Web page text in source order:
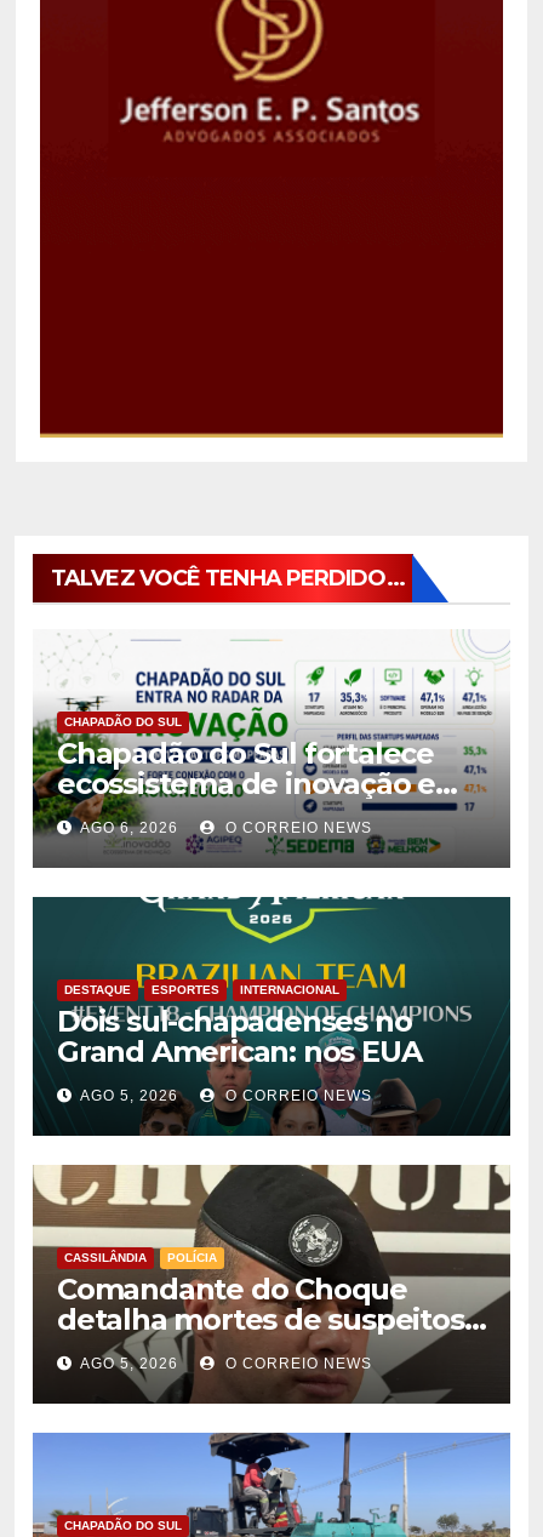
TALVEZ VOCÊ TENHA PERDIDO...
CHAPADÃO DO SUL
Chapadão do Sul fortalece
ecossistema de inovação e
tem oito propostas
classificadas no Centelha 3
AGO 6, 2026 O CORREIO NEWS
DESTAQUE ESPORTES INTERNACIONAL
Dois sul-chapadenses no
Grand American: nos EUA
AGO 5, 2026 O CORREIO NEWS
CASSILÂNDIA POLÍCIA
Comandante do Choque
detalha mortes de suspeitos
de homicídio em Cassilândia
AGO 5, 2026 O CORREIO NEWS
CHAPADÃO DO SUL